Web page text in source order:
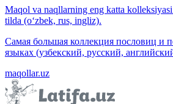
Maqol va naqllarning eng katta
tilda (o‘zbek, rus, ingliz).
Самая большая коллекция пословиц и
языках (узбекский, русский,
maqollar.uz